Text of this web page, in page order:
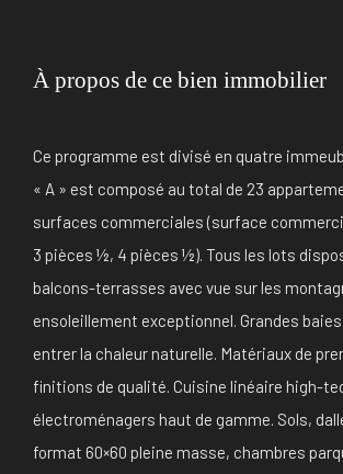
À propos de ce bien immobilier
Ce programme est divisé en quatre
« A » est composé au total de 23
surfaces commerciales (surface
3 pièces ½, 4 pièces ½). Tous les lots
balcons-terrasses avec vue sur les
ensoleillement exceptionnel. Grandes
entrer la chaleur naturelle. Matériaux de
finitions de qualité. Cuisine linéaire high-
électroménagers haut de gamme. Sols,
format 60×60 pleine masse, chambres